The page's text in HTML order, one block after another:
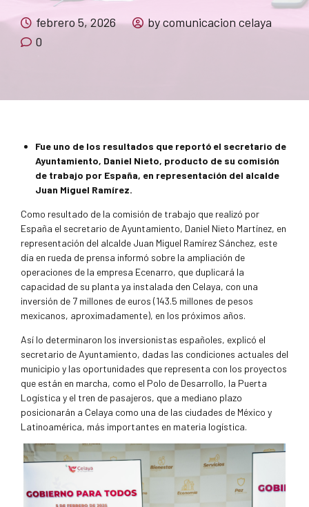
febrero 5, 2026
by comunicacion celaya
0
Fue uno de los resultados que reportó el secretario de
Ayuntamiento, Daniel Nieto, producto de su comisión
de trabajo por España, en representación del alcalde
Juan Miguel Ramírez.
Como resultado de la comisión de trabajo que realizó por
España el secretario de Ayuntamiento, Daniel Nieto Martínez, en
representación del alcalde Juan Miguel Ramírez Sánchez, este
día en rueda de prensa informó sobre la ampliación de
operaciones de la empresa Ecenarro, que duplicará la
capacidad de su planta ya instalada den Celaya, con una
inversión de 7 millones de euros (143.5 millones de pesos
mexicanos, aproximadamente), en los próximos años.
Así lo determinaron los inversionistas españoles, explicó el
secretario de Ayuntamiento, dadas las condiciones actuales del
municipio y las oportunidades que representa con los proyectos
que están en marcha, como el Polo de Desarrollo, la Puerta
Logística y el tren de pasajeros, que a mediano plazo
posicionarán a Celaya como una de las ciudades de México y
Latinoamérica, más importantes en materia logística.